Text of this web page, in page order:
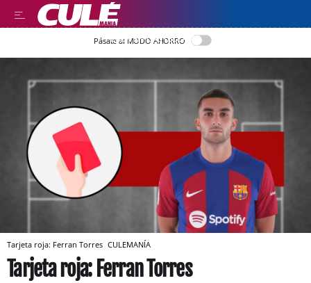
LEER EN CASTELLANO
Pásate al MODO AHORRO
Tarjeta roja: Ferran Torres CULEMANÍA
Tarjeta roja: Ferran Torres